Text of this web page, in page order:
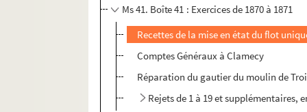
Ms 41. Boîte 41 : Exercices de 1870 à 1871
Recettes de la mise en état du flot
Comptes Généraux à Clamecy
Réparation du gautier du moulin de
Rejets de 1 à 19 et supplémentaires,